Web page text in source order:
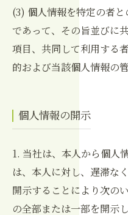
(3) 個人情報を特定の者
であって、その旨並びに
項目、共同して利用する
的および当該個人情報の
個人情報の開示
1. 当社は、本人から個人
は、本人に対し、遅滞な
開示することにより次の
の全部または一部を開示